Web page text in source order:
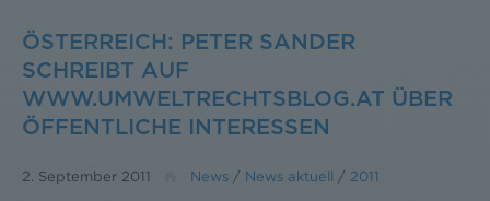
ÖSTERREICH: PETER SANDER
SCHREIBT AUF
WWW.UMWELTRECHTSBLOG.AT ÜBER
ÖFFENTLICHE INTERESSEN
2. September 2011 News / News aktuell / 2011